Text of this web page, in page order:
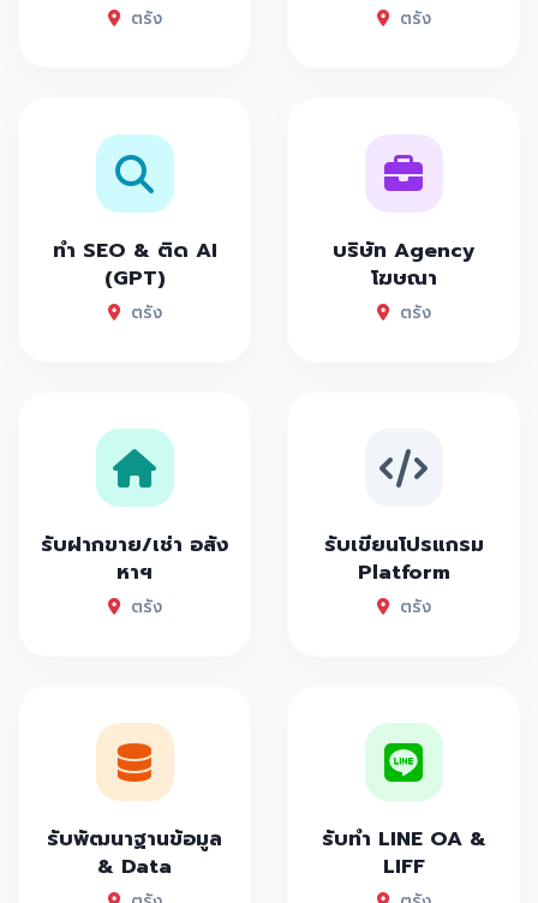
ตรัง ตรัง
ทำ SEO & ติด AI
(GPT)
ตรัง
บริษัท Agency
โฆษณา
ตรัง
รับฝากขาย/เช่า อสัง
หาฯ
ตรัง
รับเขียนโปรแกรม
Platform
ตรัง
รับพัฒนาฐานข้อมูล
& Data
รับทำ LINE OA &
LIFF